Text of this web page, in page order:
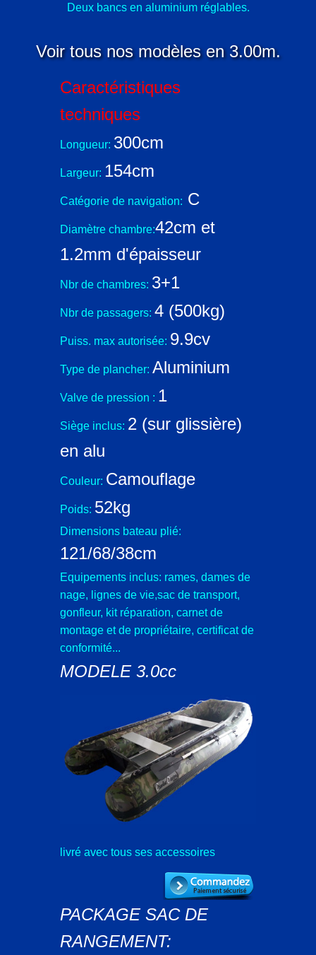
Deux bancs en aluminium réglables.
Voir tous nos modèles en 3.00m.
Caractéristiques
techniques
Longueur: 300cm
Largeur: 154cm
Catégorie de navigation: C
Diamètre chambre:42cm et
1.2mm d'épaisseur
Nbr de chambres: 3+1
Nbr de passagers: 4 (500kg)
Puiss. max autorisée: 9.9cv
Type de plancher: Aluminium
Valve de pression : 1
Siège inclus: 2 (sur glissière)
en alu
Couleur: Camouflage
Poids: 52kg
Dimensions bateau plié:
121/68/38cm
Equipements inclus: rames, dames de
nage, lignes de vie,sac de transport,
gonfleur, kit réparation, carnet de
montage et de propriétaire, certificat de
conformité...
MODELE 3.0cc
livré avec tous ses accessoires
PACKAGE SAC DE
RANGEMENT: